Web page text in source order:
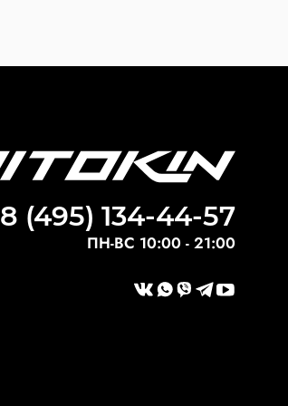
8 (495) 134-44-57
ПН-ВС 10:00 - 21:00